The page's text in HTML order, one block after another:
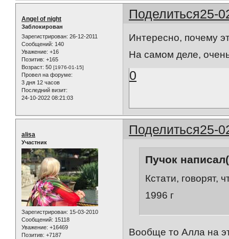
Поделиться25-
Angel of night
Заблокирован
Зарегистрирован: 26-12-2011
Сообщений: 140
Уважение: +16
Позитив: +165
Возраст: 50 [1976-01-15]
Провел на форуме:
3 дня 12 часов
Последний визит:
24-10-2022 08:21:03
Интересно, почему
На самом деле,
0
Поделиться25-
alisa
Участник
Зарегистрирован: 15-03-2010
Сообщений: 15118
Уважение: +16469
Позитив: +7187
Пучок
Кстати, говорят,
1996 г
Вообще то Алла на